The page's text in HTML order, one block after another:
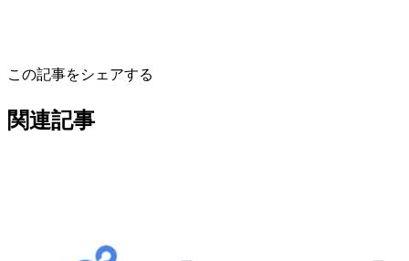
この記事をシェアする
関連記事